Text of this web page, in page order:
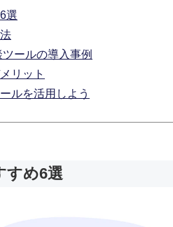
選
ールの導入事例
リット
ルを活用しよう
すめ6選